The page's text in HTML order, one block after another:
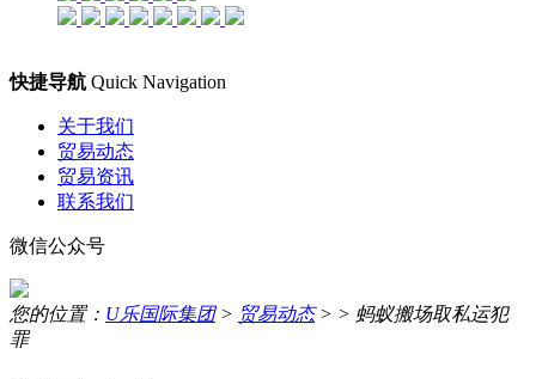
快捷导航 Quick Navigation
关于我们
贸易动态
贸易资讯
联系我们
微信公众号
您的位置： U乐国际集团> 贸易动态> > 蚂蚁搬场取私运犯
罪